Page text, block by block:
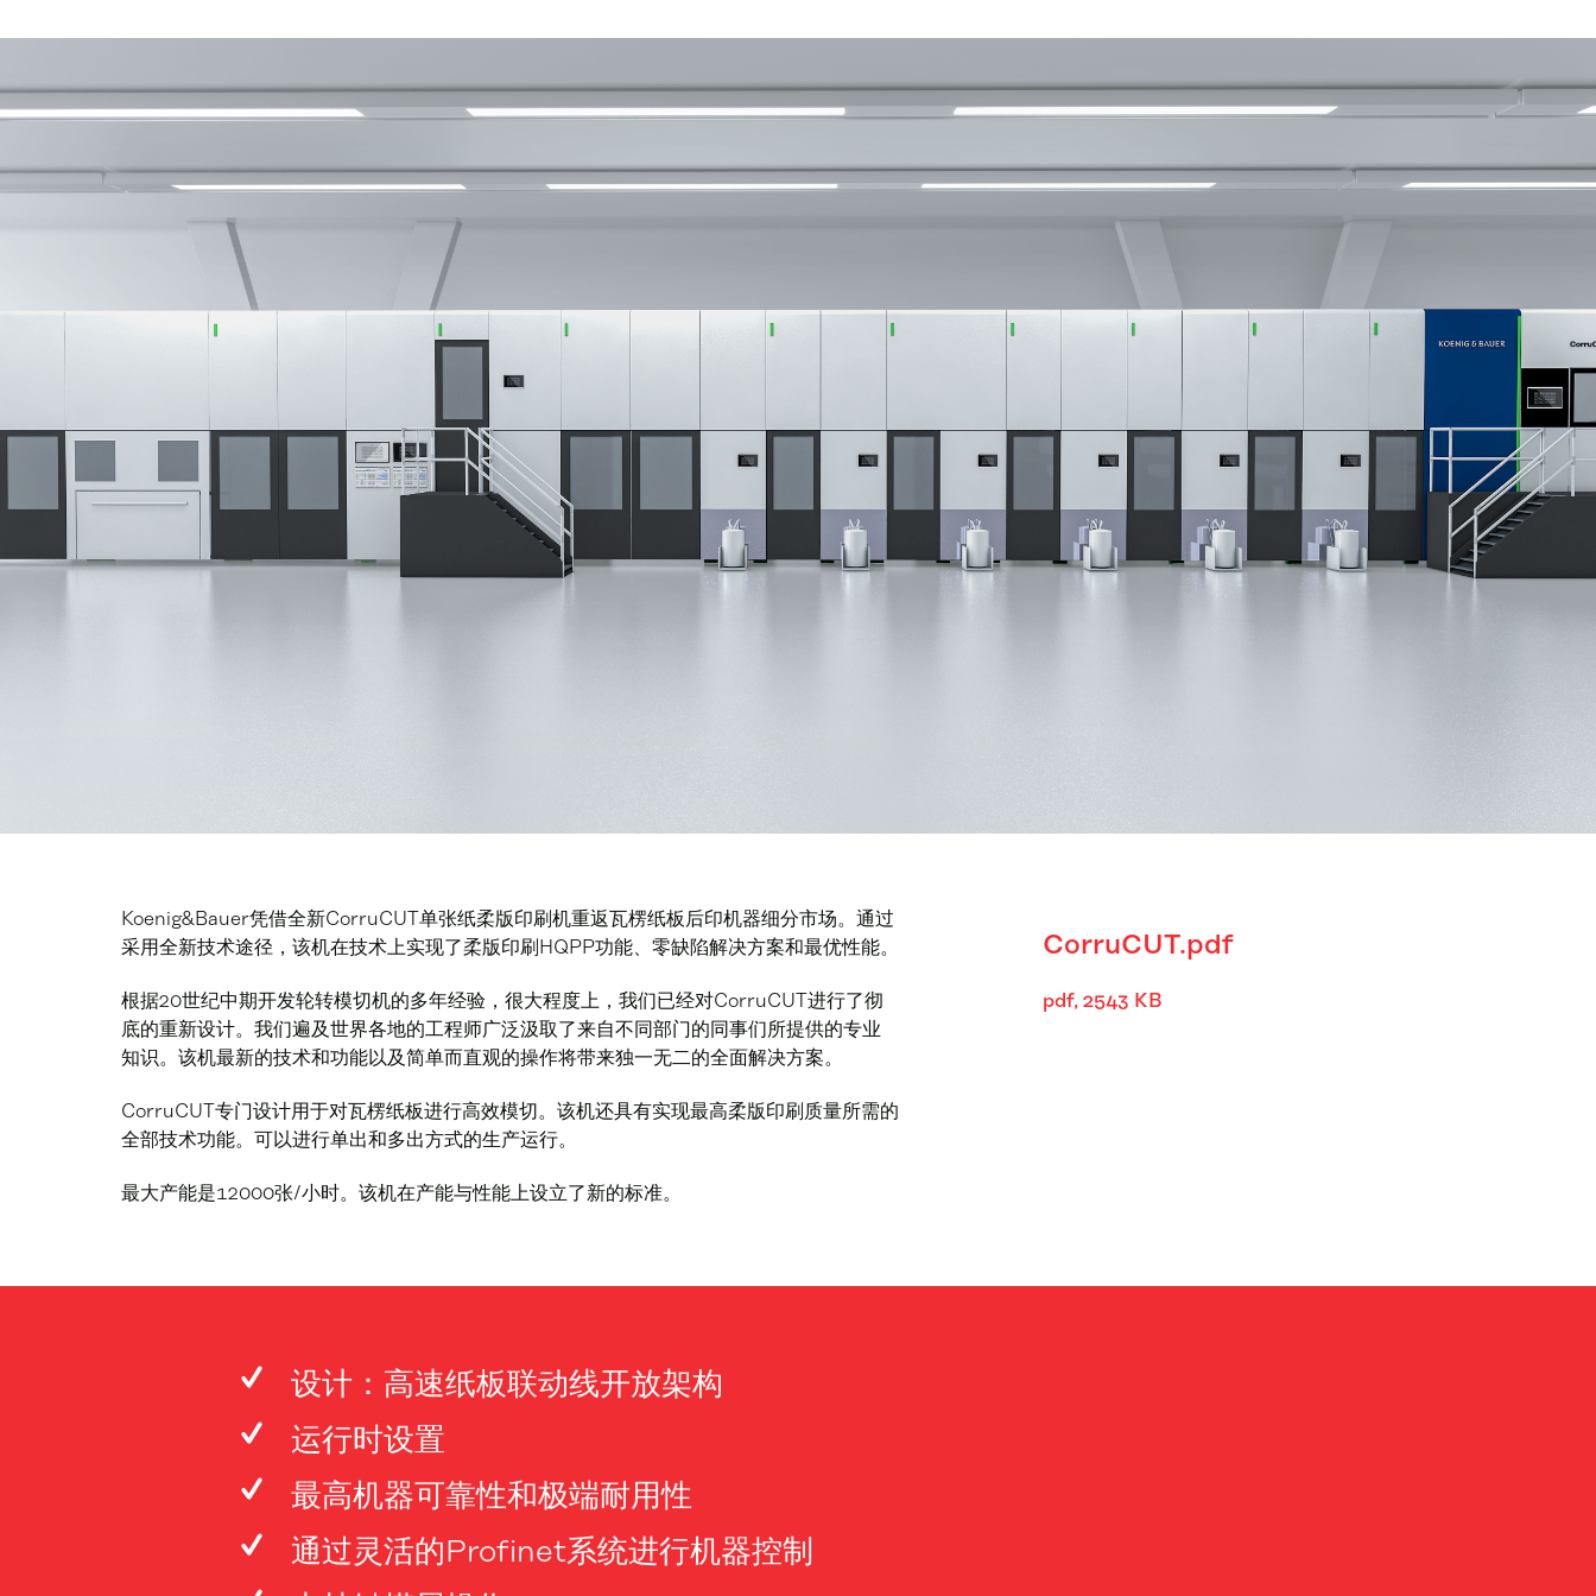
Koenig&Bauer凭借全新CorruCUT单张纸柔版印刷机重返瓦楞纸板后印机器细分市场。通过
采用全新技术途径，该机在技术上实现了柔版印刷HQPP功能、零缺陷解决方案和最优性能。
根据20世纪中期开发轮转模切机的多年经验，很大程度上，我们已经对CorruCUT进行了彻
底的重新设计。我们遍及世界各地的工程师广泛汲取了来自不同部门的同事们所提供的专业
知识。该机最新的技术和功能以及简单而直观的操作将带来独一无二的全面解决方案。
CorruCUT专门设计用于对瓦楞纸板进行高效模切。该机还具有实现最高柔版印刷质量所需的
全部技术功能。可以进行单出和多出方式的生产运行。
最大产能是12000张/小时。该机在产能与性能上设立了新的标准。
CorruCUT.pdf
pdf, 2543 KB
设计：高速纸板联动线开放架构
运行时设置
最高机器可靠性和极端耐用性
通过灵活的Profinet系统进行机器控制